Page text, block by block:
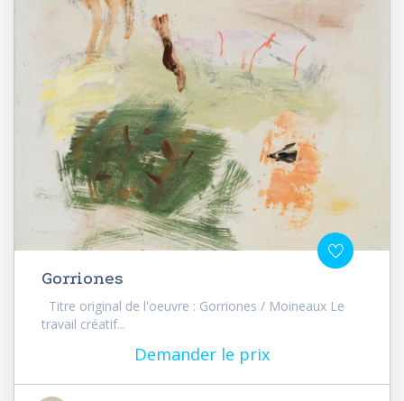
Gorriones
Titre original de l'oeuvre : Gorriones / Moineaux Le
travail créatif...
Demander le prix